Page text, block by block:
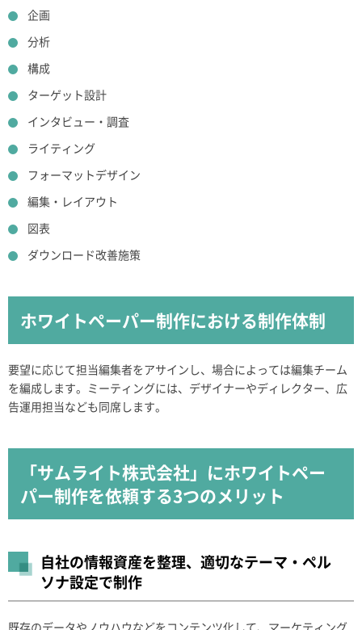
企画
分析
構成
ターゲット設計
インタビュー・調査
ライティング
フォーマットデザイン
編集・レイアウト
図表
ダウンロード改善施策
ホワイトペーパー制作における制作体制
要望に応じて担当編集者をアサインし、場合によっては編集チーム
を編成します。ミーティングには、デザイナーやディレクター、広
告運用担当なども同席します。
「サムライト株式会社」にホワイトペー
パー制作を依頼する3つのメリット
自社の情報資産を整理、適切なテーマ・ペル
ソナ設定で制作
既存のデータやノウハウなどをコンテンツ化して、マーケティング